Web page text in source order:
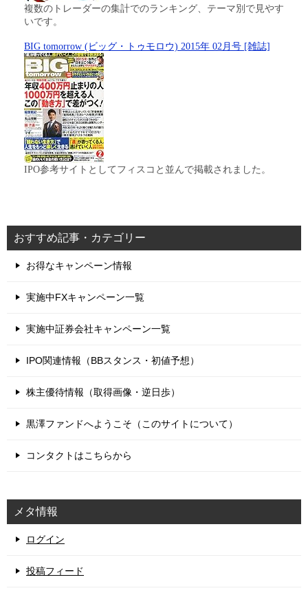
複数のトレーダーの集計でのランキング、テーマ別で見やす
いです。
BIG tomorrow (ビッグ・トゥモロウ) 2015年 02月号 [雑誌]
IPO参考サイトとしてフィスコと並んで掲載されました。
おすすめ記事・カテゴリー
お得なキャンペーン情報
実施中FXキャンペーン一覧
実施中証券会社キャンペーン一覧
IPO関連情報（BBスタンス・初値予想）
株主優待情報（取得画像・逆日歩）
黒澤ファンドへようこそ（このサイトについて）
コンタクトはこちらから
メタ情報
ログイン
投稿フィード